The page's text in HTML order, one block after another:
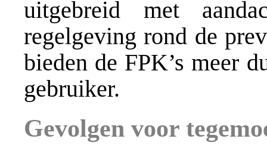
uitgebreid met
regelgeving rond de
bieden de FPK’s meer
gebruiker.
Gevolgen voor